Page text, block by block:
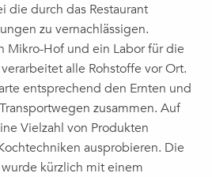
die durch das Restaurant
zu vernachlässigen.
Mikro-Hof und ein Labor für die
alle Rohstoffe vor Ort.
entsprechend den Ernten und
zusammen. Auf
Vielzahl von Produkten
ausprobieren. Die
kürzlich mit einem